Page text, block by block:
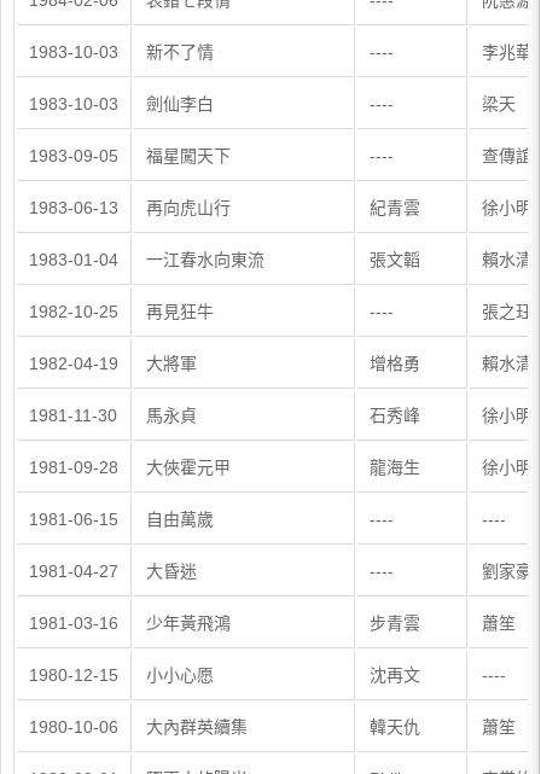
1983-10-03 新不了情 ---- 李兆華
1983-10-03 劍仙李白 ---- 梁天
1983-09-05 福星闖天下 ---- 查傳誼
1983-06-13 再向虎山行 紀青雲 徐小明
1983-01-04 一江春水向東流 張文韜 賴水清
1982-10-25 再見狂牛 ---- 張之珏
1982-04-19 大將軍 增格勇 賴水清
1981-11-30 馬永貞 石秀峰 徐小明
1981-09-28 大俠霍元甲 龍海生 徐小明
1981-06-15 自由萬歲 ---- ----
1981-04-27 大昏迷 ---- 劉家豪
1981-03-16 少年黃飛鴻 步青雲 蕭笙
1980-12-15 小小心愿 沈再文 ----
1980-10-06 大內群英續集 韓天仇 蕭笙